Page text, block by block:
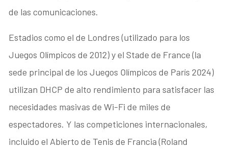
de las comunicaciones.
Estadios como el de Londres (utilizado para los
Juegos Olímpicos de 2012) y el Stade de France (la
sede principal de los Juegos Olímpicos de París 2024)
utilizan DHCP de alto rendimiento para satisfacer las
necesidades masivas de Wi-Fi de miles de
espectadores. Y las competiciones internacionales,
incluido el Abierto de Tenis de Francia (Roland